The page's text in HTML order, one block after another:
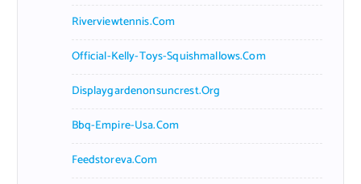
Riverviewtennis.com
Official-Kelly-Toys-Squishmallows.com
Displaygardenonsuncrest.org
Bbq-Empire-Usa.com
Feedstoreva.com